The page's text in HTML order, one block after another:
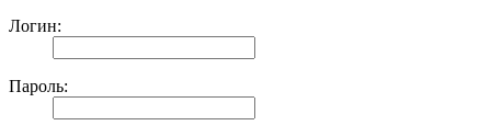
Логин:
Пароль: